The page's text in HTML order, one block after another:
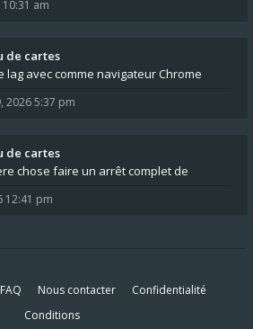
am
de cartes
lag avec comme navigateur Chrome
2026 5:37 pm
de cartes
chose faire un arrêt complet de
12:41 pm
FAQ Nous contacter
Confidentialité
Conditions